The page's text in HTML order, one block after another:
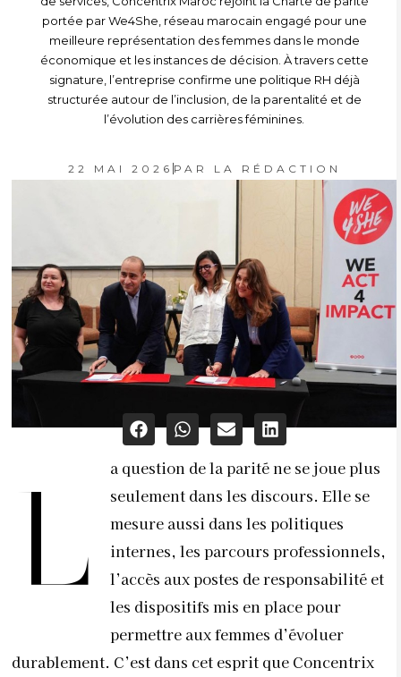
portée par We4She, réseau marocain engagé pour une
meilleure représentation des femmes dans le monde
économique et les instances de décision. À travers cette
signature, l’entreprise confirme une politique RH déjà
structurée autour de l’inclusion, de la parentalité et de
l’évolution des carrières féminines.
22 MAI 2026 PAR LA RÉDACTION
L
a question de la parité ne se joue plus
seulement dans les discours. Elle se
mesure aussi dans les politiques
internes, les parcours professionnels,
l’accès aux postes de responsabilité et
les dispositifs mis en place pour
permettre aux femmes d’évoluer
durablement. C’est dans cet esprit que Concentrix